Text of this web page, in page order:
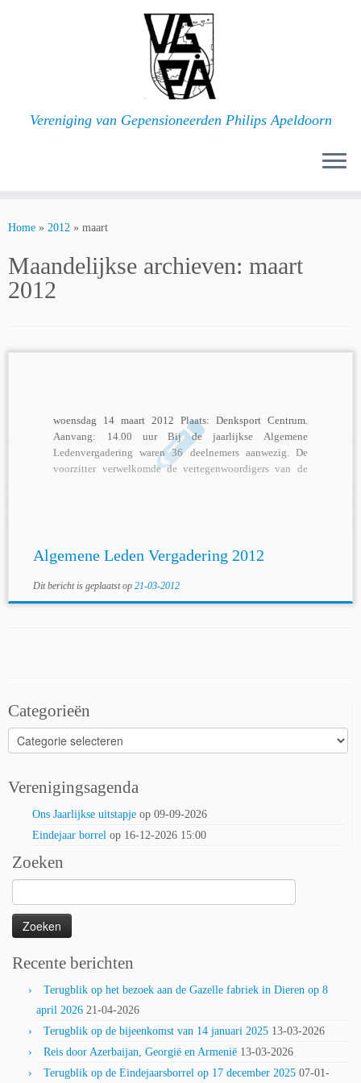
Vereniging van Gepensioneerden Philips Apeldoorn
Home » 2012 » maart
Maandelijkse archieven: maart
2012
woensdag 14 maart 2012 Plaats: Denksport Centrum.
Aanvang: 14.00 uur Bij de jaarlijkse Algemene
Ledenvergadering waren 36 deelnemers aanwezig. De
voorzitter verwelkomde de vertegenwoordigers van de
Algemene Leden Vergadering 2012
Dit bericht is geplaatst op 21-03-2012
Categorieën
Categorieën
Verenigingsagenda
Ons Jaarlijkse uitstapje op 09-09-2026
Eindejaar borrel op 16-12-2026 15:00
Zoeken
naar:
Recente berichten
Terugblik op het bezoek aan de Gazelle fabriek in Dieren op 8
april 2026 21-04-2026
Terugblik op de bijeenkomst van 14 januari 2025 13-03-2026
Reis door Azerbaijan, Georgië en Armenië 13-03-2026
Terugblik op de Eindejaarsborrel op 17 december 2025 07-01-